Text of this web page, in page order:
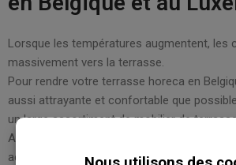
Lorsque les températures augmentent, les
massivement vers la terrasse.
Pour rendre votre terrasse horeca en
aussi attrayante et confortable que
un large assortiment de mobilier de
Avec le bon aménagement, vous créez un
accueillant qui attire plus de clients et